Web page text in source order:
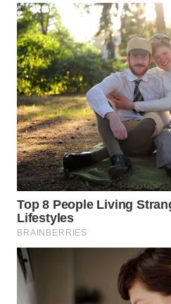
WN
DANAU
TOBA
WN
NIAS
WN
LANGKAT
WN
TAPANULI
SELATAN
WN
TANJUNG
LESUNG